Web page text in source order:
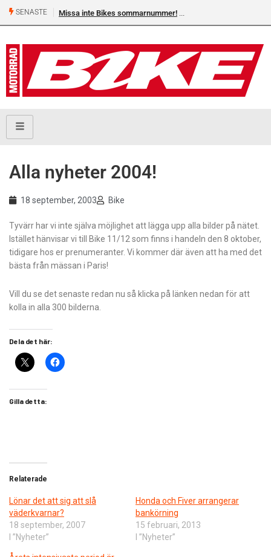
SENASTE Missa inte Bikes sommarnummer!
Alla nyheter 2004!
18 september, 2003 Bike
Tyvärr har vi inte själva möjlighet att lägga upp alla bilder på nätet.
Istället hänvisar vi till Bike 11/12 som finns i handeln den 8 oktober,
tidigare hos er prenumeranter. Vi kommer där även att ha med det
bästa från mässan i Paris!
Vill du se det senaste redan nu så klicka på länken nedan för att
kolla in alla 300 bilderna.
Dela det här:
Gilla detta:
Relaterade
Lönar det att sig att slå
väderkvarnar?
18 september, 2007
I ”Nyheter”
Honda och Fiver arrangerar
bankörning
15 februari, 2013
I ”Nyheter”